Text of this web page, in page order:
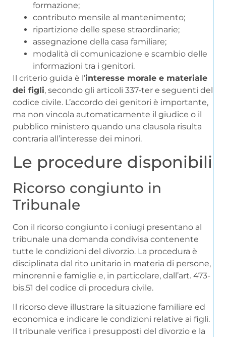
formazione;
contributo mensile al mantenimento;
ripartizione delle spese straordinarie;
assegnazione della casa familiare;
modalità di comunicazione e scambio delle
informazioni tra i genitori.
Il criterio guida è l’interesse morale e materiale
dei figli, secondo gli articoli 337-ter e seguenti del
codice civile. L’accordo dei genitori è importante,
ma non vincola automaticamente il giudice o il
pubblico ministero quando una clausola risulta
contraria all’interesse dei minori.
Le procedure disponibili
Ricorso congiunto in
Tribunale
Con il ricorso congiunto i coniugi presentano al
tribunale una domanda condivisa contenente
tutte le condizioni del divorzio. La procedura è
disciplinata dal rito unitario in materia di persone,
minorenni e famiglie e, in particolare, dall’art. 473-
bis.51 del codice di procedura civile.
Il ricorso deve illustrare la situazione familiare ed
economica e indicare le condizioni relative ai figli.
Il tribunale verifica i presupposti del divorzio e la